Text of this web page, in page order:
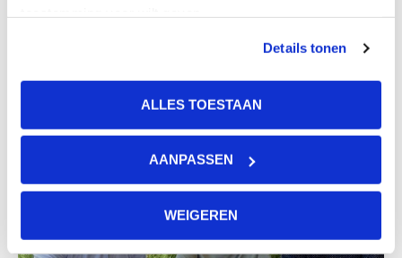
Details tonen
ALLES TOESTAAN
AANPASSEN
WEIGEREN
regio, vergroten we de continuïteit en kwaliteit van